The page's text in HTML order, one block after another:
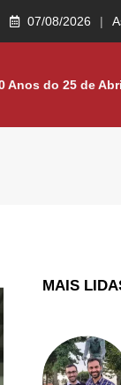
07/08/2026
Anos do 25 de
MAIS